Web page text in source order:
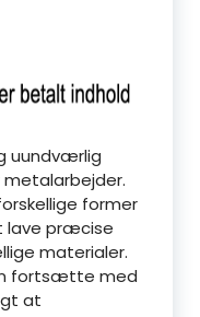
uundværlig
former
lave præcise
materialer.
fortsætte med
at